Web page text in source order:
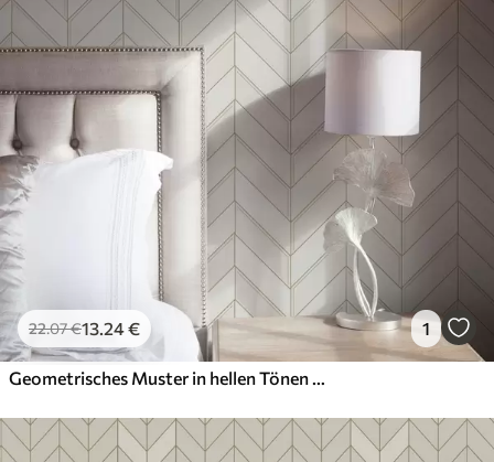
22.07€13.24€ 1
Geometrisches Muster in hellen Tönen mit Linien